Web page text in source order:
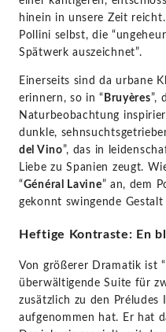
hinein in unsere Zeit
Pollini selbst, die
Spätwerk auszeichnet”.
Einerseits sind da urbane
erinnern, so in “ Bruyères”,
Naturbeobachtung
dunkle,
del Vino”, das in
Liebe zu Spanien zeugt.
“Général Lavine” an, dem
gekonnt swingende
Heftige Kontraste: En
Von größerer Dramatik ist “
überwältigende Suite für
zusätzlich zu den Préludes
aufgenommen hat. Er hat